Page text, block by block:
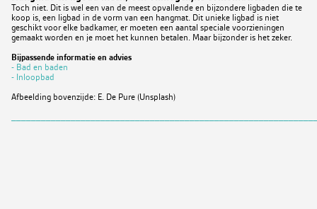
Toch niet. Dit is wel een van de meest opvallende en bijzondere ligbaden die te
koop is, een ligbad in de vorm van een hangmat. Dit unieke ligbad is niet
geschikt voor elke badkamer, er moeten een aantal speciale voorzieningen
gemaakt worden en je moet het kunnen betalen. Maar bijzonder is het zeker.
Bijpassende informatie en advies
- Bad en baden
- Inloopbad
Afbeelding bovenzijde: E. De Pure (Unsplash)